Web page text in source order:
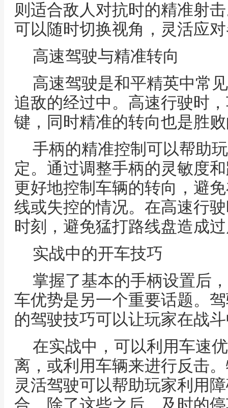
则适合敌人对抗时的精准射
可以随时切换视角，灵活应
高速驾驶与精准转向
高速驾驶是和平精英中常
追敌的经过中。高速行驶时
键，同时精准的转向也是胜
手柄的精准控制可以帮助
定。通过调整手柄的灵敏度
更好地控制车辆的转向，避
线或失控的情况。在高速行
时刻，避免猛打路线盘造成
实战中的开车技巧
掌握了基本的手柄设置后
车优势是另一个重要话题。
的驾驶技巧可以让玩家在战
在实战中，可以利用车速
离，或利用车辆来进行反击
灵活驾驶可以帮助玩家利用